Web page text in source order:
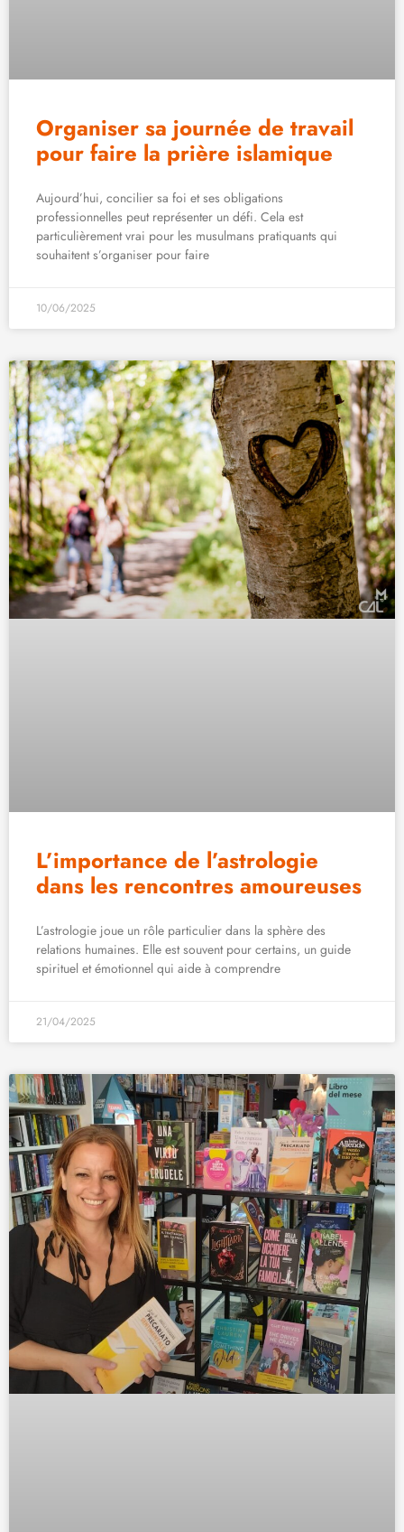
Organiser sa journée de travail
pour faire la prière islamique
Aujourd’hui, concilier sa foi et ses obligations
professionnelles peut représenter un défi. Cela est
particulièrement vrai pour les musulmans pratiquants qui
souhaitent s’organiser pour faire
10/06/2025
L’importance de l’astrologie
dans les rencontres amoureuses
L’astrologie joue un rôle particulier dans la sphère des
relations humaines. Elle est souvent pour certains, un guide
spirituel et émotionnel qui aide à comprendre
21/04/2025